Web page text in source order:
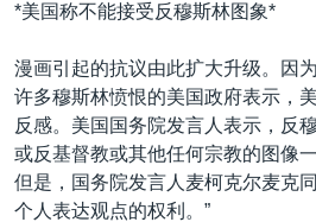
台海两岸关系
南中国海争端
关注西藏
关注新疆
GEN Z 看美国
*美国称不能接受反穆斯林图象*
漫画引起的抗议由此扩大升级。因
许多穆斯林愤恨的美国政府表示，
反感。美国国务院发言人表示，反
或反基督教或其他任何宗教的图像
但是，国务院发言人麦柯克尔麦克
个人表达观点的权利。”